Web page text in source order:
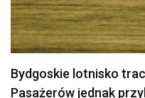
Politechnika Bydgoska
Myślęcinku. Studenci